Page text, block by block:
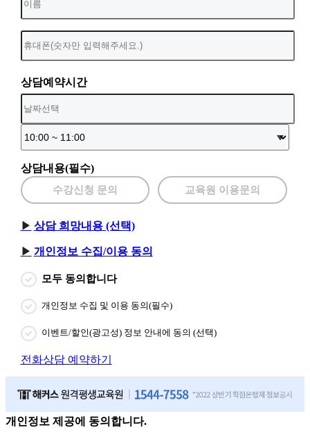
상담예약시간
상담내용(필수)
수강신청 문의 교육원 이용문의
상담 희망내용 (선택)
개인정보 수집/이용 동의
모두 동의합니다
개인정보 수집 및 이용 동의(필수)
이벤트/할인(광고성) 정보 안내에 동의 (선택)
전화상담 예약하기
개인정보 제공에 동의합니다.